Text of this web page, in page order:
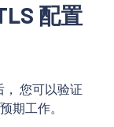
配置
您可以验证
期工作。